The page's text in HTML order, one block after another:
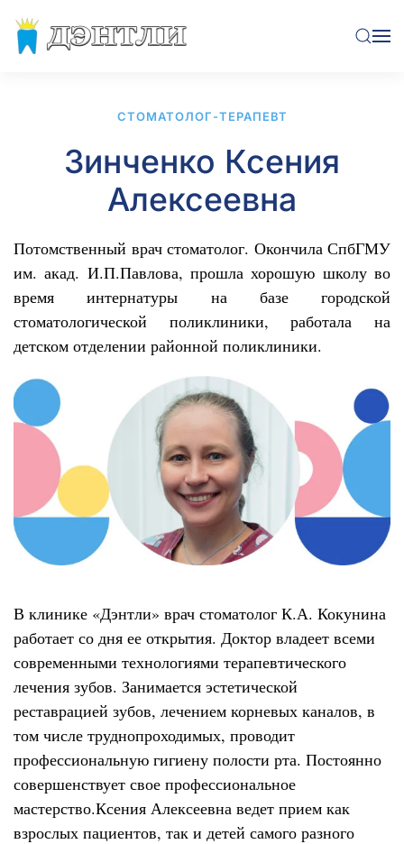
Перейти к содержимому
СТОМАТОЛОГ-ТЕРАПЕВТ
Зинченко Ксения
Алексеевна
Потомственный врач стоматолог. Окончила СпбГМУ
им. акад. И.П.Павлова, прошла хорошую школу во
время интернатуры на базе городской
стоматологической поликлиники, работала на
детском отделении районной поликлиники.
В клинике «Дэнтли» врач стоматолог К.А. Кокунина
работает со дня ее открытия. Доктор владеет всеми
современными технологиями терапевтического
лечения зубов. Занимается эстетической
реставрацией зубов, лечением корневых каналов, в
том числе труднопроходимых, проводит
профессиональную гигиену полости рта. Постоянно
совершенствует свое профессиональное
мастерство.Ксения Алексеевна ведет прием как
взрослых пациентов, так и детей самого разного